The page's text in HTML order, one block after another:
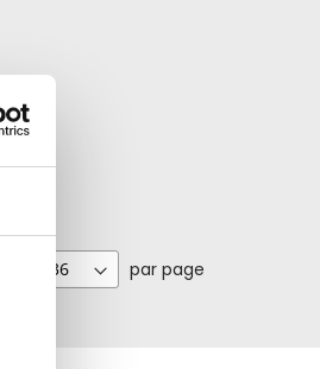
par page